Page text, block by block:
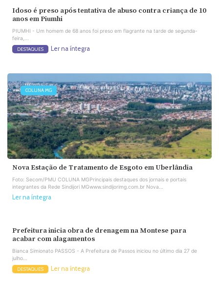
Idoso é preso após tentativa de abuso contra criança de 10
anos em Piumhi
PIUMHI - Um homem de 68 anos foi preso em flagrante na tarde de segunda-
feira,...
DESTAQUES Ler na íntegra
COLUNA MG
Nova Estação de Tratamento de Esgoto em Uberlândia
Foto: Secom/PMU COLUNA MGPrincipais destaques dos jornais e portais
integrantes da Rede Sindijori MGwww.sindijorimg.com.br Nova...
Ler na íntegra
Prefeitura inicia obra de drenagem na Montese para
acabar com alagamentos
Bianca Simionato PASSOS - A Prefeitura de Passos iniciou no último dia 27 de
julho...
DESTAQUES Ler na íntegra